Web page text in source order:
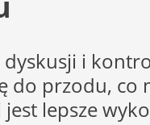
i
do przodu, co
lepsze